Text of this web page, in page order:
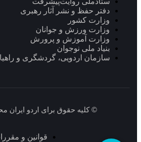
دفتر حفظ و نشر آثار رهبری
وزارت کشور
وزارت ورزش و جوانان
وزارت آموزش و پرورش
بنیاد ملی نوجوان
سازمان اردویی، گردشگری و
© کلیه حقوق برای اردو
قوانین و